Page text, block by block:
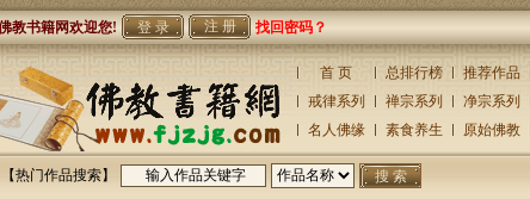
教书籍网欢迎您! 注 册 找回密码？
首 页 总排行榜 推荐作品
戒律系列
禅宗系列 净宗系列
名人佛缘
素食养生 原始佛教
【热门作品搜索】